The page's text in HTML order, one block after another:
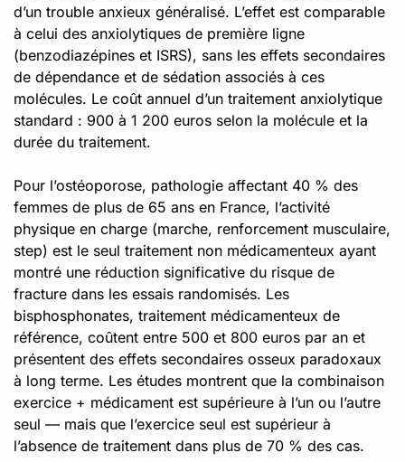
d’un trouble anxieux généralisé. L’effet est comparable
à celui des anxiolytiques de première ligne
(benzodiazépines et ISRS), sans les effets secondaires
de dépendance et de sédation associés à ces
molécules. Le coût annuel d’un traitement anxiolytique
standard : 900 à 1 200 euros selon la molécule et la
durée du traitement.
Pour l’ostéoporose, pathologie affectant 40 % des
femmes de plus de 65 ans en France, l’activité
physique en charge (marche, renforcement musculaire,
step) est le seul traitement non médicamenteux ayant
montré une réduction significative du risque de
fracture dans les essais randomisés. Les
bisphosphonates, traitement médicamenteux de
référence, coûtent entre 500 et 800 euros par an et
présentent des effets secondaires osseux paradoxaux
à long terme. Les études montrent que la combinaison
exercice + médicament est supérieure à l’un ou l’autre
seul — mais que l’exercice seul est supérieur à
l’absence de traitement dans plus de 70 % des cas.